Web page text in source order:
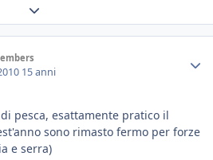
Expand topic overview
15 anni
pesca, esattamente pratico il
sono rimasto fermo per forze
e serra)